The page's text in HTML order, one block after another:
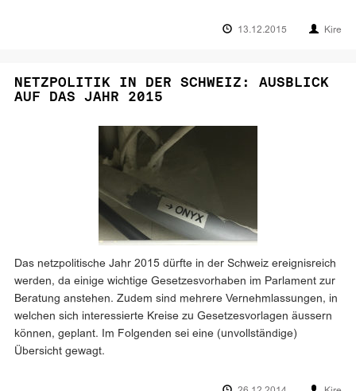
13.12.2015 Kire
NETZPOLITIK IN DER SCHWEIZ: AUSBLICK
AUF DAS JAHR 2015
Das netzpolitische Jahr 2015 dürfte in der Schweiz ereignisreich
werden, da einige wichtige Gesetzesvorhaben im Parlament zur
Beratung anstehen. Zudem sind mehrere Vernehmlassungen, in
welchen sich interessierte Kreise zu Gesetzesvorlagen äussern
können, geplant. Im Folgenden sei eine (unvollständige)
Übersicht gewagt.